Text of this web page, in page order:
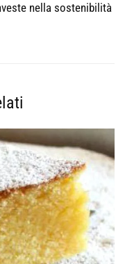
nella sostenibilità